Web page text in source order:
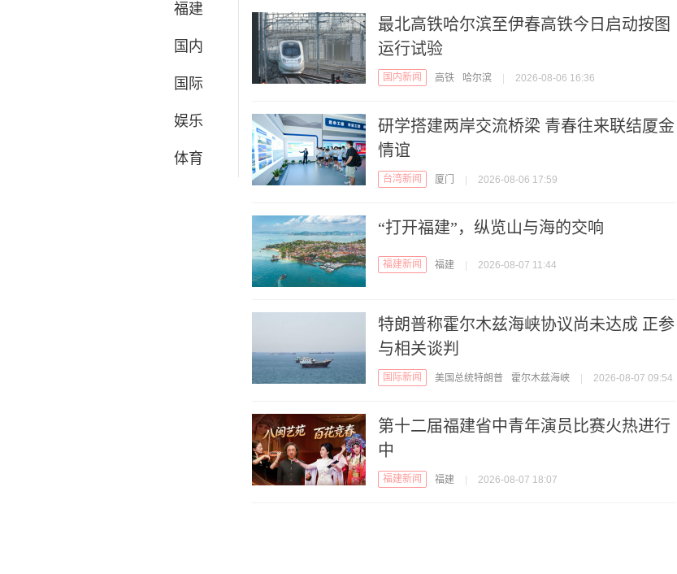
福建
国内
国际
娱乐
体育
最北高铁哈尔滨至伊春高铁今日启动按图
运行试验
国内新闻 高铁 哈尔滨 2026-08-06 16:36
研学搭建两岸交流桥梁 青春往来联结厦金
情谊
台湾新闻 厦门 2026-08-06 17:59
“打开福建”，纵览山与海的交响
福建新闻 福建 2026-08-07 11:44
特朗普称霍尔木兹海峡协议尚未达成 正参
与相关谈判
国际新闻 美国总统特朗普 霍尔木兹海峡 2026-08-07 09:54
第十二届福建省中青年演员比赛火热进行
中
福建新闻 福建 2026-08-07 18:07